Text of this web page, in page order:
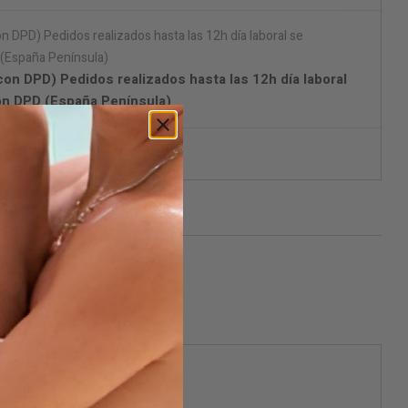
DPD) Pedidos realizados hasta las 12h día laboral
DPD (España Península)
discreto.
cuando esté disponible